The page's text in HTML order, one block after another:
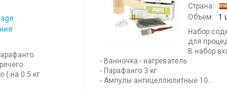
( на 0.5 кг
Страна:
Объем:
1
Набор
для
В набор
- Ванночка - нагреватель
- Парафанго 3 кг
- Ампулы антицеллюлитные 10...